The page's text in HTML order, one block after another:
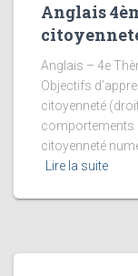
Anglais
Anglais – 4e
Objectifs
citoyenneté
comportements
citoyenneté
Lire la suite